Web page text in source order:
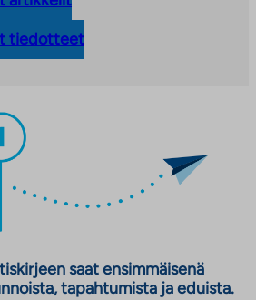
tiedotteet
saat ensimmäisenä
tapahtumista ja eduista.